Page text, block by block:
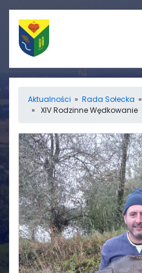
Porządek nabożeństw
Straż Pożarna
Ośrodek zdrowia
Koło gospodyń
wiejskich
Rada sołecka
Aktualności » Rada Sołecka »
» XIV Rodzinne Wędkowanie